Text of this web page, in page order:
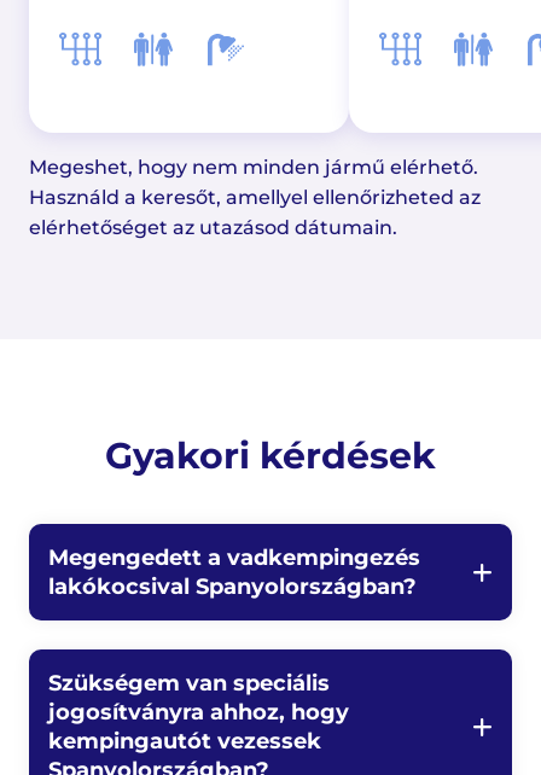
Megeshet, hogy nem minden jármű elérhető.
Használd a keresőt, amellyel ellenőrizheted az
elérhetőséget az utazásod dátumain.
Gyakori kérdések
Megengedett a vadkempingezés
lakókocsival Spanyolországban?
Szükségem van speciális
jogosítványra ahhoz, hogy
kempingautót vezessek